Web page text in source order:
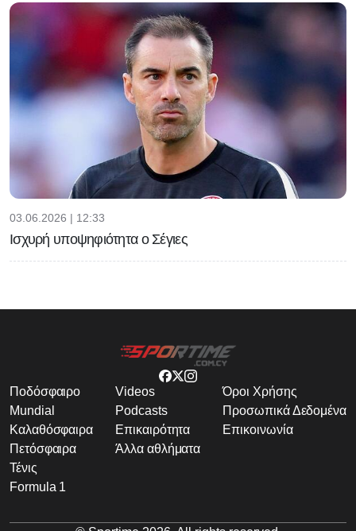
03.06.2026 | 12:33
Ισχυρή υποψηφιότητα ο Σέγιες
Ποδόσφαιρο
Mundial
Καλαθόσφαιρα
Πετόσφαιρα
Τένις
Formula 1
Videos
Podcasts
Επικαιρότητα
Άλλα αθλήματα
Όροι Χρήσης
Προσωπικά Δεδομένα
Επικοινωνία